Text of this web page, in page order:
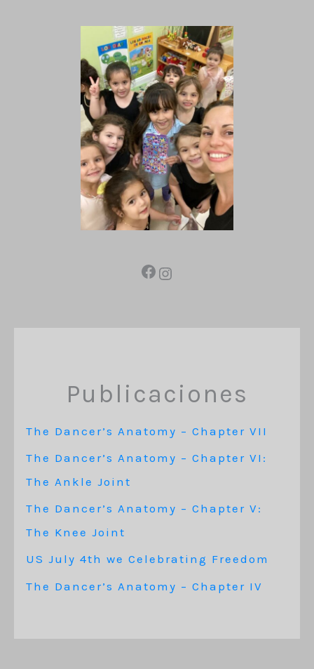
Publicaciones
The Dancer’s Anatomy – Chapter VII
The Dancer’s Anatomy – Chapter VI:
The Ankle Joint
The Dancer’s Anatomy – Chapter V:
The Knee Joint
US July 4th we Celebrating Freedom
The Dancer’s Anatomy – Chapter IV